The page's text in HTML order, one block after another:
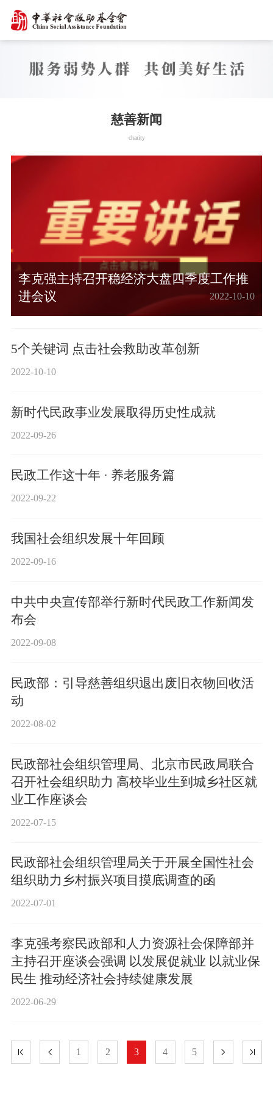
慈善新闻
charity
李克强主持召开稳经济大盘四季度工作推
进会议
2022-10-10
5个关键词 点击社会救助改革创新
2022-10-10
新时代民政事业发展取得历史性成就
2022-09-26
民政工作这十年 · 养老服务篇
2022-09-22
我国社会组织发展十年回顾
2022-09-16
中共中央宣传部举行新时代民政工作新闻发
布会
2022-09-08
民政部：引导慈善组织退出废旧衣物回收活
动
2022-08-02
民政部社会组织管理局、北京市民政局联合
召开社会组织助力 高校毕业生到城乡社区就
业工作座谈会
2022-07-15
民政部社会组织管理局关于开展全国性社会
组织助力乡村振兴项目摸底调查的函
2022-07-01
李克强考察民政部和人力资源社会保障部并
主持召开座谈会强调 以发展促就业 以就业保
民生 推动经济社会持续健康发展
2022-06-29
1 2 3 4 5